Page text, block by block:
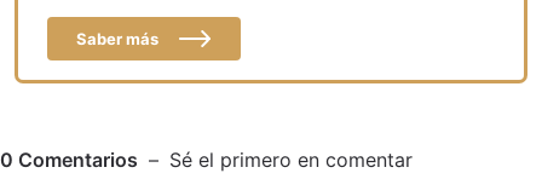
Saber más
0 Comentarios Sé el primero en comentar